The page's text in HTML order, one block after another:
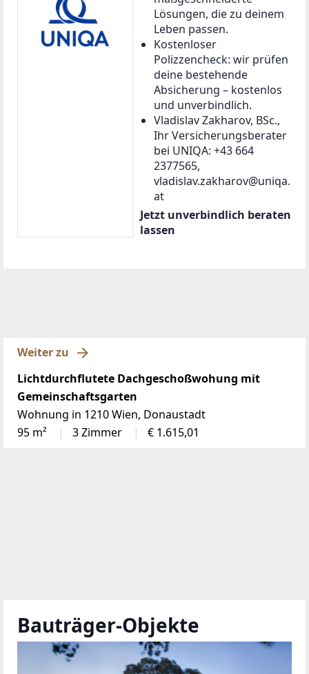
Lösungen, die zu deinem
Leben passen.
Kostenloser
Polizzencheck: wir prüfen
deine bestehende
Absicherung – kostenlos
und unverbindlich.
Vladislav Zakharov, BSc.,
Ihr Versicherungsberater
bei UNIQA: +43 664
2377565,
vladislav.zakharov@uniqa.
at
Jetzt unverbindlich beraten
lassen
Weiter zu
Lichtdurchflutete Dachgeschoßwohung mit
Gemeinschaftsgarten
Wohnung in 1210 Wien, Donaustadt
95 m²
3 Zimmer € 1.615,01
Bauträger-Objekte